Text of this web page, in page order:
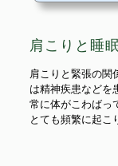
肩こりと睡
肩こりと緊張の関
は精神疾患などを
常に体がこわばっ
とても頻繁に起こ